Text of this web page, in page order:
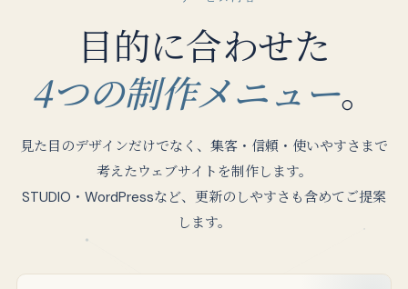
目的に合わせた
4つの制作メニュー。
見た目のデザインだけでなく、集客・信頼・使いやすさまで
考えたウェブサイトを制作します。
STUDIO・WordPressなど、更新のしやすさも含めてご提案
します。